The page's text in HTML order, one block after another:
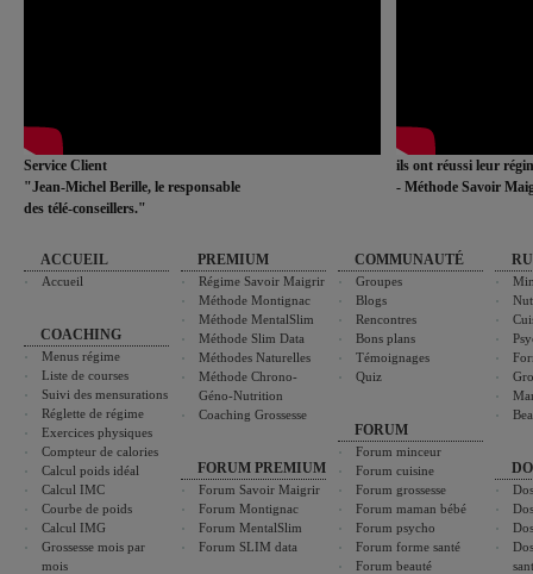
Service Client
"Jean-Michel Berille, le responsable
des télé-conseillers."
ils ont réussi leur
- Méthode Savoir
ACCUEIL
Accueil
COACHING
Menus régime
Liste de courses
Suivi des mensurations
Réglette de régime
Exercices physiques
Compteur de calories
Calcul poids idéal
Calcul IMC
Courbe de poids
Calcul IMG
Grossesse mois par
mois
PREMIUM
Régime Savoir Maigrir
Méthode Montignac
Méthode MentalSlim
Méthode Slim Data
Méthodes Naturelles
Méthode Chrono-
Géno-Nutrition
Coaching Grossesse
FORUM PREMIUM
Forum Savoir Maigrir
Forum Montignac
Forum MentalSlim
Forum SLIM data
COMMUNAUTÉ
Groupes
Blogs
Rencontres
Bons plans
Témoignages
Quiz
FORUM
Forum minceur
Forum cuisine
Forum grossesse
Forum maman bébé
Forum psycho
Forum forme santé
Forum beauté